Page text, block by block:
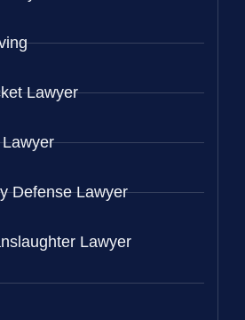
Lawyer
Defense Lawyer
Lawyer